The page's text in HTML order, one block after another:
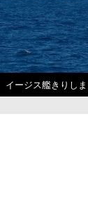
イージス艦きりし